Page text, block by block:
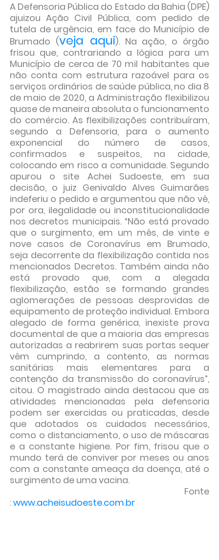
A Defensoria Pública do Estado da Bahia (DPE)
ajuizou Ação Civil Pública, com pedido de
tutela de urgência, em face do Município de
Brumado (veja aqui). Na ação, o órgão
frisou que, contrariando a lógica para um
Município de cerca de 70 mil habitantes que
não conta com estrutura razoável para os
serviços ordinários de saúde pública, no dia 8
de maio de 2020, a Administração flexibilizou
quase de maneira absoluta o funcionamento
do comércio. As flexibilizações contribuíram,
segundo a Defensoria, para o aumento
exponencial do número de casos,
confirmados e suspeitos, na cidade,
colocando em risco a comunidade. Segundo
apurou o site Achei Sudoeste, em sua
decisão, o juiz Genivaldo Alves Guimarães
indeferiu o pedido e argumentou que não vê,
por ora, ilegalidade ou inconstitucionalidade
nos decretos municipais. “Não está provado
que o surgimento, em um mês, de vinte e
nove casos de Coronavírus em Brumado,
seja decorrente da flexibilização contida nos
mencionados Decretos. Também ainda não
está provado que, com a alegada
flexibilização, estão se formando grandes
aglomerações de pessoas desprovidas de
equipamento de proteção individual. Embora
alegado de forma genérica, inexiste prova
documental de que a maioria das empresas
autorizadas a reabrirem suas portas sequer
vêm cumprindo, a contento, as normas
sanitárias mais elementares para a
contenção da transmissão do coronavírus”,
citou. O magistrado ainda destacou que as
atividades mencionadas pela defensoria
podem ser exercidas ou praticadas, desde
que adotados os cuidados necessários,
como o distanciamento, o uso de máscaras
e a constante higiene. Por fim, frisou que o
mundo terá de conviver por meses ou anos
com a constante ameaça da doença, até o
surgimento de uma vacina.
Fonte
:www.acheisudoeste.com.br